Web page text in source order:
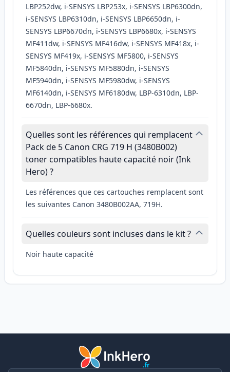
LBP252dw, i-SENSYS LBP253x, i-SENSYS LBP6300dn,
i-SENSYS LBP6310dn, i-SENSYS LBP6650dn, i-
SENSYS LBP6670dn, i-SENSYS LBP6680x, i-SENSYS
MF411dw, i-SENSYS MF416dw, i-SENSYS MF418x, i-
SENSYS MF419x, i-SENSYS MF5800, i-SENSYS
MF5840dn, i-SENSYS MF5880dn, i-SENSYS
MF5940dn, i-SENSYS MF5980dw, i-SENSYS
MF6140dn, i-SENSYS MF6180dw, LBP-6310dn, LBP-
6670dn, LBP-6680x.
Quelles sont les références qui remplacent
Pack de 5 Canon CRG 719 H (3480B002)
toner compatibles haute capacité noir (Ink
Hero) ?
Les références que ces cartouches remplacent sont
les suivantes Canon 3480B002AA, 719H.
Quelles couleurs sont incluses dans le kit ?
Noir haute capacité